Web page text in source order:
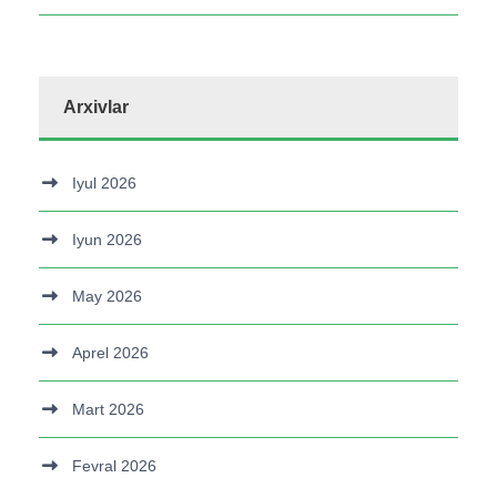
Arxivlar
Iyul 2026
Iyun 2026
May 2026
Aprel 2026
Mart 2026
Fevral 2026